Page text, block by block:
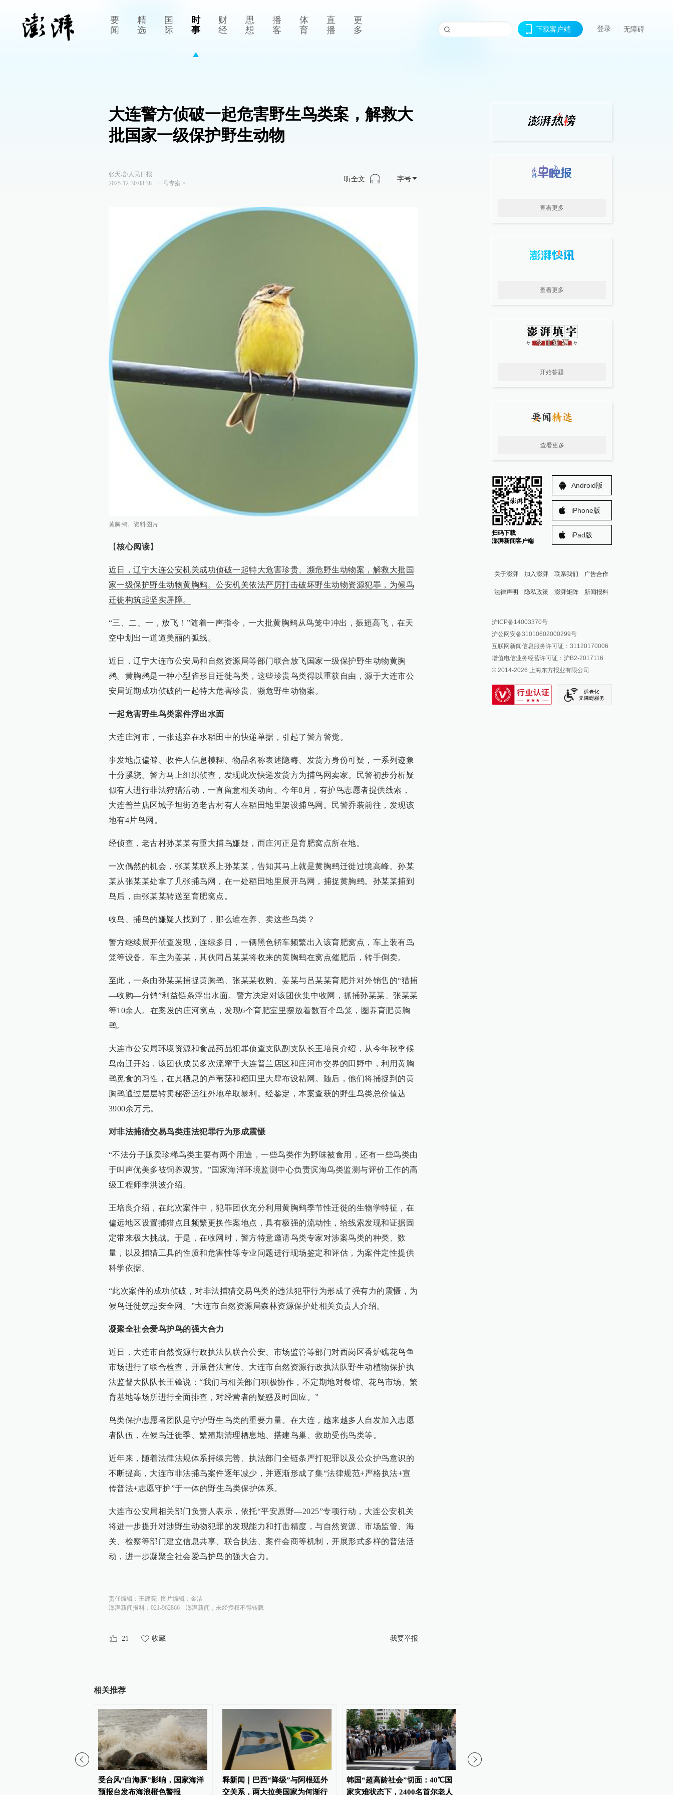
要
闻
精
选
国
际
时
事
财
经
思
想
播
客
体
育
直
播
更
多
下载客户端 登录 无障碍
大连警方侦破一起危害野生鸟类案，解救大
批国家一级保护野生动物
张天培/人民日报
2025-12-30 08:38
一号专案 >
听全文 字号
黄胸鹀。资料图片
【核心阅读】
近日，辽宁大连公安机关成功侦破一起特大危害珍贵、濒危野生动物案，解救大批国
家一级保护野生动物黄胸鹀。公安机关依法严厉打击破坏野生动物资源犯罪，为候鸟
迁徙构筑起坚实屏障。
“三、二、一，放飞！”随着一声指令，一大批黄胸鹀从鸟笼中冲出，振翅高飞，在天
空中划出一道道美丽的弧线。
近日，辽宁大连市公安局和自然资源局等部门联合放飞国家一级保护野生动物黄胸
鹀。黄胸鹀是一种小型雀形目迁徙鸟类，这些珍贵鸟类得以重获自由，源于大连市公
安局近期成功侦破的一起特大危害珍贵、濒危野生动物案。
一起危害野生鸟类案件浮出水面
大连庄河市，一张遗弃在水稻田中的快递单据，引起了警方警觉。
事发地点偏僻、收件人信息模糊、物品名称表述隐晦、发货方身份可疑，一系列迹象
十分蹊跷。警方马上组织侦查，发现此次快递发货方为捕鸟网卖家。民警初步分析疑
似有人进行非法狩猎活动，一直留意相关动向。今年8月，有护鸟志愿者提供线索，
大连普兰店区城子坦街道老古村有人在稻田地里架设捕鸟网。民警乔装前往，发现该
地有4片鸟网。
经侦查，老古村孙某某有重大捕鸟嫌疑，而庄河正是育肥窝点所在地。
一次偶然的机会，张某某联系上孙某某，告知其马上就是黄胸鹀迁徙过境高峰。孙某
某从张某某处拿了几张捕鸟网，在一处稻田地里展开鸟网，捕捉黄胸鹀。孙某某捕到
鸟后，由张某某转送至育肥窝点。
收鸟、捕鸟的嫌疑人找到了，那么谁在养、卖这些鸟类？
警方继续展开侦查发现，连续多日，一辆黑色轿车频繁出入该育肥窝点，车上装有鸟
笼等设备。车主为姜某，其伙同吕某某将收来的黄胸鹀在窝点催肥后，转手倒卖。
至此，一条由孙某某捕捉黄胸鹀、张某某收购、姜某与吕某某育肥并对外销售的“猎捕
—收购—分销”利益链条浮出水面。警方决定对该团伙集中收网，抓捕孙某某、张某某
等10余人。在案发的庄河窝点，发现6个育肥室里摆放着数百个鸟笼，圈养育肥黄胸
鹀。
大连市公安局环境资源和食品药品犯罪侦查支队副支队长王培良介绍，从今年秋季候
鸟南迁开始，该团伙成员多次流窜于大连普兰店区和庄河市交界的田野中，利用黄胸
鹀觅食的习性，在其栖息的芦苇荡和稻田里大肆布设粘网。随后，他们将捕捉到的黄
胸鹀通过层层转卖秘密运往外地牟取暴利。经鉴定，本案查获的野生鸟类总价值达
3900余万元。
对非法捕猎交易鸟类违法犯罪行为形成震慑
“不法分子贩卖珍稀鸟类主要有两个用途，一些鸟类作为野味被食用，还有一些鸟类由
于叫声优美多被饲养观赏。”国家海洋环境监测中心负责滨海鸟类监测与评价工作的高
级工程师李洪波介绍。
王培良介绍，在此次案件中，犯罪团伙充分利用黄胸鹀季节性迁徙的生物学特征，在
偏远地区设置捕猎点且频繁更换作案地点，具有极强的流动性，给线索发现和证据固
定带来极大挑战。于是，在收网时，警方特意邀请鸟类专家对涉案鸟类的种类、数
量，以及捕猎工具的性质和危害性等专业问题进行现场鉴定和评估，为案件定性提供
科学依据。
“此次案件的成功侦破，对非法捕猎交易鸟类的违法犯罪行为形成了强有力的震慑，为
候鸟迁徙筑起安全网。”大连市自然资源局森林资源保护处相关负责人介绍。
凝聚全社会爱鸟护鸟的强大合力
近日，大连市自然资源行政执法队联合公安、市场监管等部门对西岗区香炉礁花鸟鱼
市场进行了联合检查，开展普法宣传。大连市自然资源行政执法队野生动植物保护执
法监督大队队长王锋说：“我们与相关部门积极协作，不定期地对餐馆、花鸟市场、繁
育基地等场所进行全面排查，对经营者的疑惑及时回应。”
鸟类保护志愿者团队是守护野生鸟类的重要力量。在大连，越来越多人自发加入志愿
者队伍，在候鸟迁徙季、繁殖期清理栖息地、搭建鸟巢、救助受伤鸟类等。
近年来，随着法律法规体系持续完善、执法部门全链条严打犯罪以及公众护鸟意识的
不断提高，大连市非法捕鸟案件逐年减少，并逐渐形成了集“法律规范+严格执法+宣
传普法+志愿守护”于一体的野生鸟类保护体系。
大连市公安局相关部门负责人表示，依托“平安原野—2025”专项行动，大连公安机关
将进一步提升对涉野生动物犯罪的发现能力和打击精度，与自然资源、市场监管、海
关、检察等部门建立信息共享、联合执法、案件会商等机制，开展形式多样的普法活
动，进一步凝聚全社会爱鸟护鸟的强大合力。
责任编辑： 王建亮 图片编辑： 金洁
澎湃新闻报料：021-962866
澎湃新闻，未经授权不得转载
21 收藏 我要举报
相关推荐
受台风“白海豚”影响，国家海洋
预报台发布海浪橙色警报
释新闻｜巴西“降级”与阿根廷外
交关系，两大拉美国家为何渐行
韩国“超高龄社会”切面：40℃国
家灾难状态下，2400名首尔老人
查看更多
查看更多
开始答题
查看更多
扫码下载
澎湃新闻客户端
Android版
iPhone版
iPad版
关于澎湃 加入澎湃 联系我们 广告合作
法律声明 隐私政策 澎湃矩阵
澎湃新闻公众号
澎湃新闻抖音号
派生万物开放平台
IP SHANGHAI
SIXTH TONE
新闻报料
报料邮箱: news@thepaper.cn
沪ICP备14003370号
沪公网安备31010602000299号
互联网新闻信息服务许可证：31120170006
增值电信业务经营许可证：沪B2-2017116
© 2014-2026 上海东方报业有限公司